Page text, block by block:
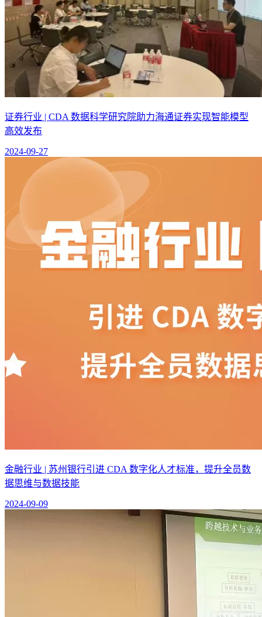
证券行业 | CDA 数据科学研究院助力海通证券实现智能模型
高效发布
2024-09-27
金融行业 | 苏州银行引进 CDA 数字化人才标准，提升全员数
据思维与数据技能
2024-09-09